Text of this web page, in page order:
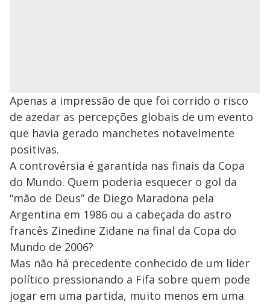
Apenas a impressão de que foi corrido o risco
de azedar as percepções globais de um evento
que havia gerado manchetes notavelmente
positivas.
A controvérsia é garantida nas finais da Copa
do Mundo. Quem poderia esquecer o gol da
“mão de Deus” de Diego Maradona pela
Argentina em 1986 ou a cabeçada do astro
francês Zinedine Zidane na final da Copa do
Mundo de 2006?
Mas não há precedente conhecido de um líder
político pressionando a Fifa sobre quem pode
jogar em uma partida, muito menos em uma